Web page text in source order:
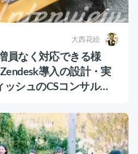
派遣・常駐
ト対応
？Google スプレッドシート関
～集計作業を効率化する4つの
しがちな注意点～
ト
げる具体例10選！成功企業の事
説
ス 顧客満足度
大西花絵
員なく対応できる様
導入の設計・実
シュのCSコンサル